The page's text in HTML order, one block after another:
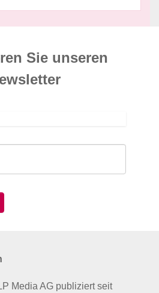
Sie unseren
Media AG publiziert seit